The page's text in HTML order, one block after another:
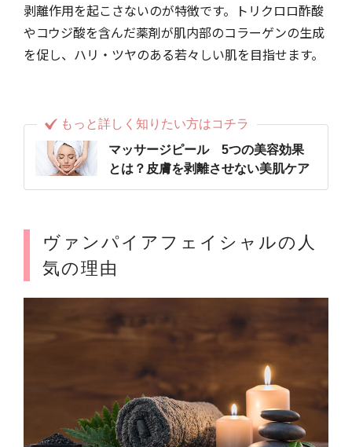
剥離作用を起こさないのが特徴です。トリクロロ酢酸
やコウジ酸を含んだ薬剤が肌内部のコラーゲンの生成
を促し、ハリ・ツヤのある若々しい肌を目指せます。
もっと詳しく知りたい方はコチラ
マッサージピール 5つの美容効果
とは？皮膚を剥離させない美肌ケア
ヴァンパイアフェイシャルの人
気の理由